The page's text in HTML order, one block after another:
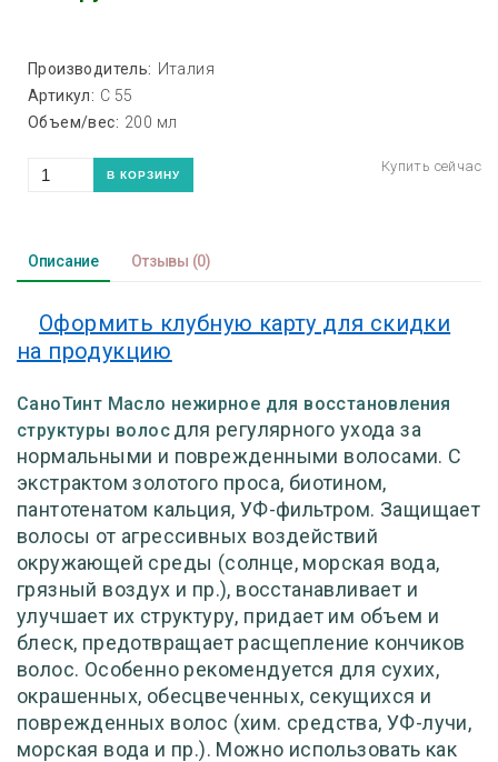
Производитель: Италия
Артикул: С 55
Объем/вес: 200 мл
Описание Отзывы (0)
Оформить клубную карту для скидки
на продукцию
СаноТинт Масло нежирное для восстановления
структуры волос для регулярного ухода за
нормальными и поврежденными волосами. С
экстрактом золотого проса, биотином,
пантотенатом кальция, УФ-фильтром. Защищает
волосы от агрессивных воздействий
окружающей среды (солнце, морская вода,
грязный воздух и пр.), восстанавливает и
улучшает их структуру, придает им объем и
блеск, предотвращает расщепление кончиков
волос. Особенно рекомендуется для сухих,
окрашенных, обесцвеченных, секущихся и
поврежденных волос (хим. средства, УФ-лучи,
морская вода и пр.). Можно использовать как